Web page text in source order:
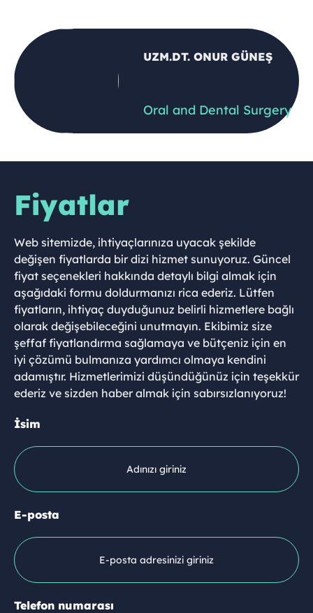
UZM.DT. ONUR GÜNEŞ
Oral and Dental Surgery
Fiyatlar
Web sitemizde, ihtiyaçlarınıza uyacak şekilde
değişen fiyatlarda bir dizi hizmet sunuyoruz. Güncel
fiyat seçenekleri hakkında detaylı bilgi almak için
aşağıdaki formu doldurmanızı rica ederiz. Lütfen
fiyatların, ihtiyaç duyduğunuz belirli hizmetlere bağlı
olarak değişebileceğini unutmayın. Ekibimiz size
şeffaf fiyatlandırma sağlamaya ve bütçeniz için en
iyi çözümü bulmanıza yardımcı olmaya kendini
adamıştır. Hizmetlerimizi düşündüğünüz için teşekkür
ederiz ve sizden haber almak için sabırsızlanıyoruz!
İsim
E-posta
Telefon numarası